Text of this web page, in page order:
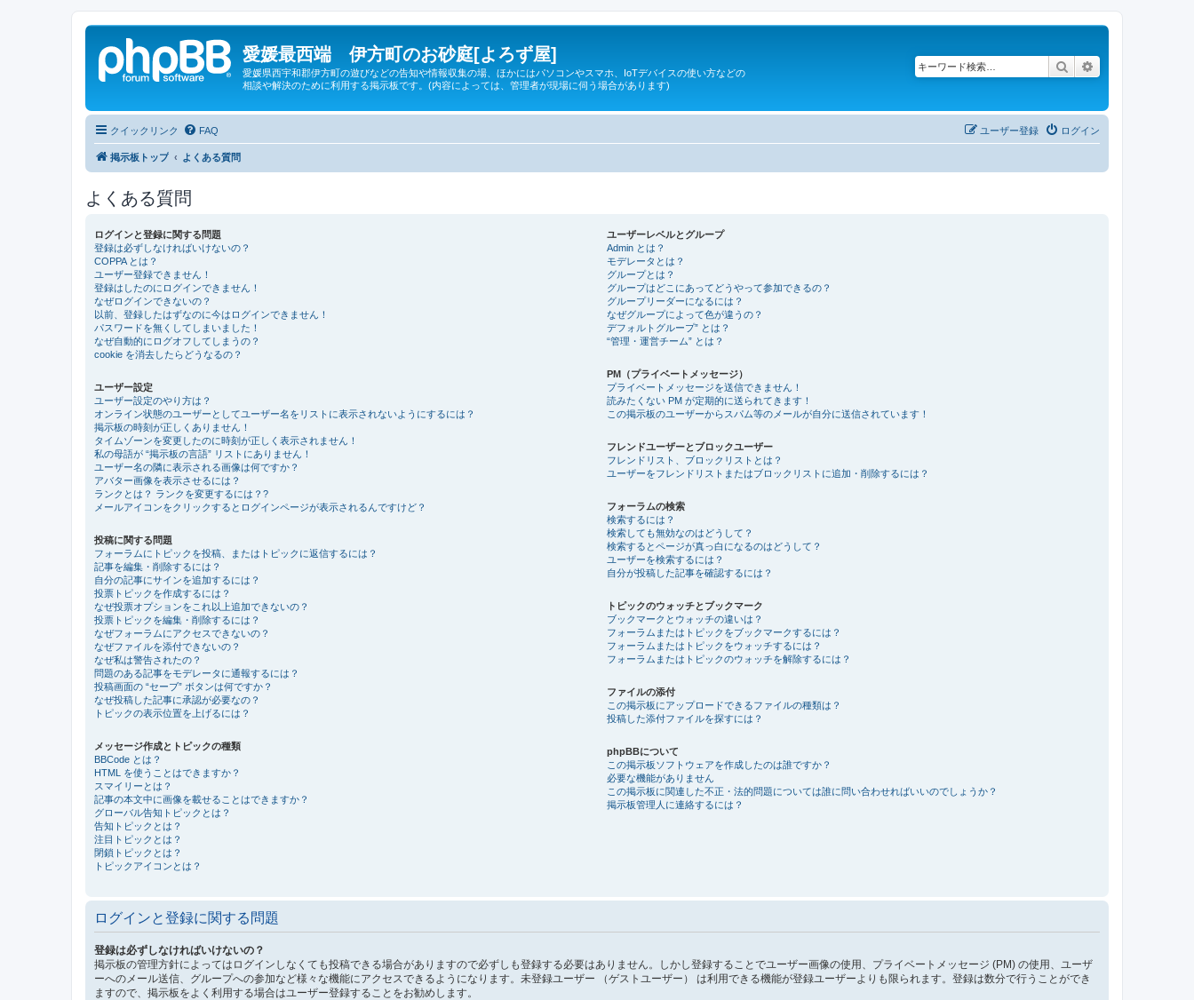
愛媛最西端 伊方町のお砂庭[よろず屋]
愛媛県西宇和郡伊方町の遊びなどの告知や情報収集の場、ほかにはパソコンやスマホ、IoTデバイスの使い方などの
相談や解決のために利用する掲示板です。(内容によっては、管理者が現場に伺う場合があります)
検索
クイックリンク FAQ ログイン
ユーザー登録
掲示板トップ よくある質問
よくある質問
ログインと登録に関する問題
登録は必ずしなければいけないの？
COPPA とは？
ユーザー登録できません！
登録はしたのにログインできません！
なぜログインできないの？
以前、登録したはずなのに今はログインできません！
パスワードを無くしてしまいました！
なぜ自動的にログオフしてしまうの？
cookie を消去したらどうなるの？
ユーザー設定
ユーザー設定のやり方は？
オンライン状態のユーザーとしてユーザー名をリストに表示されないようにするには？
掲示板の時刻が正しくありません！
タイムゾーンを変更したのに時刻が正しく表示されません！
私の母語が “掲示板の言語” リストにありません！
ユーザー名の隣に表示される画像は何ですか？
アバター画像を表示させるには？
ランクとは？ ランクを変更するには？?
メールアイコンをクリックするとログインページが表示されるんですけど？
投稿に関する問題
フォーラムにトピックを投稿、またはトピックに返信するには？
記事を編集・削除するには？
自分の記事にサインを追加するには？
投票トピックを作成するには？
なぜ投票オプションをこれ以上追加できないの？
投票トピックを編集・削除するには？
なぜフォーラムにアクセスできないの？
なぜファイルを添付できないの？
なぜ私は警告されたの？
問題のある記事をモデレータに通報するには？
投稿画面の “セーブ” ボタンは何ですか？
なぜ投稿した記事に承認が必要なの？
トピックの表示位置を上げるには？
メッセージ作成とトピックの種類
BBCode とは？
HTML を使うことはできますか？
スマイリーとは？
記事の本文中に画像を載せることはできますか？
グローバル告知トピックとは？
告知トピックとは？
注目トピックとは？
閉鎖トピックとは？
トピックアイコンとは？
ユーザーレベルとグループ
Admin とは？
モデレータとは？
グループとは？
グループはどこにあってどうやって参加できるの？
グループリーダーになるには？
なぜグループによって色が違うの？
デフォルトグループ” とは？
“管理・運営チーム” とは？
PM（プライベートメッセージ）
プライベートメッセージを送信できません！
読みたくない PM が定期的に送られてきます！
この掲示板のユーザーからスパム等のメールが自分に送信されています！
フレンドユーザーとブロックユーザー
フレンドリスト、ブロックリストとは？
ユーザーをフレンドリストまたはブロックリストに追加・削除するには？
フォーラムの検索
検索するには？
検索しても無効なのはどうして？
検索するとページが真っ白になるのはどうして？
ユーザーを検索するには？
自分が投稿した記事を確認するには？
トピックのウォッチとブックマーク
ブックマークとウォッチの違いは？
フォーラムまたはトピックをブックマークするには？
フォーラムまたはトピックをウォッチするには？
フォーラムまたはトピックのウォッチを解除するには？
ファイルの添付
この掲示板にアップロードできるファイルの種類は？
投稿した添付ファイルを探すには？
phpBBについて
この掲示板ソフトウェアを作成したのは誰ですか？
必要な機能がありません
この掲示板に関連した不正・法的問題については誰に問い合わせればいいのでしょうか？
掲示板管理人に連絡するには？
ログインと登録に関する問題
登録は必ずしなければいけないの？
掲示板の管理方針によってはログインしなくても投稿できる場合がありますので必ずしも登録する必要はありません。しかし登録することでユーザー画像の使用、プライベートメッセージ (PM) の使用、ユーザ
ーへのメール送信、グループへの参加など様々な機能にアクセスできるようになります。未登録ユーザー （ゲストユーザー） は利用できる機能が登録ユーザーよりも限られます。登録は数分で行うことができ
ますので、掲示板をよく利用する場合はユーザー登録することをお勧めします。